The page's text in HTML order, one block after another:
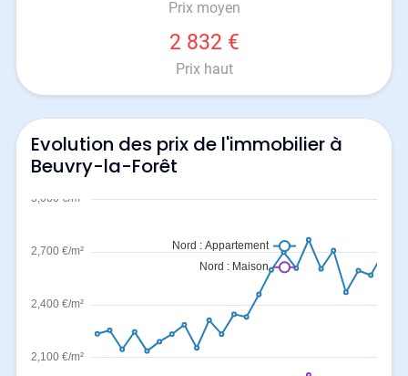
Prix moyen
2 832 €
Prix haut
Evolution des prix de l'immobilier à
Beuvry-la-Forêt